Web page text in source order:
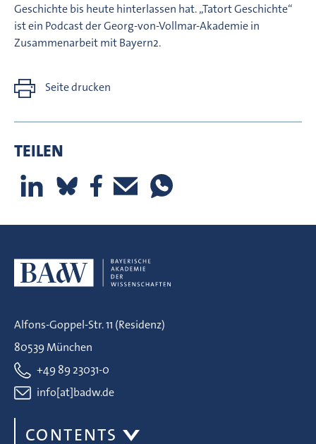
Geschichte bis heute hinterlassen hat. „Tatort Geschichte“
ist ein Podcast der Georg-von-Vollmar-Akademie in
Zusammenarbeit mit Bayern2.
Seite drucken
TEILEN
Alfons-Goppel-Str. 11 (Residenz)
80539 München
+49 89 23031-0
info[at]badw.de
CONTENTS